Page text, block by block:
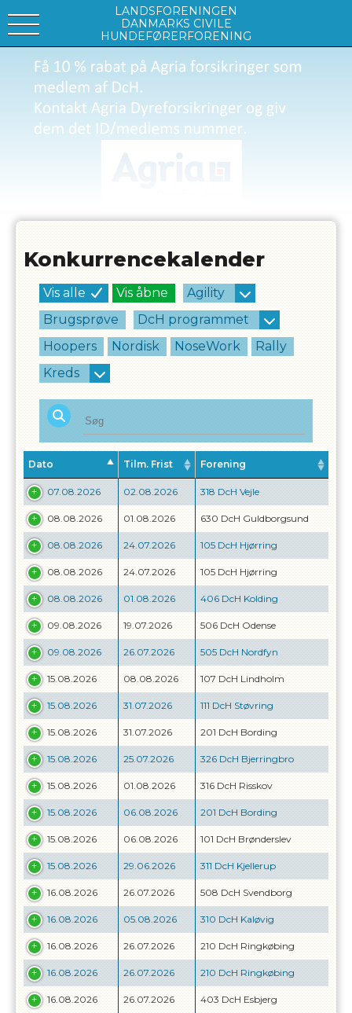
LANDSFORENINGEN
DANMARKS CIVILE
HUNDEFØRERFORENING
Konkurrencekalender
Vis alle Vis åbne
Agility
Brugsprøve
DcH programmet
Hoopers
Nordisk NoseWork
Rally
Kreds
Dato Tilm. Frist Forening
07.08.2026 02.08.2026 318 DcH Vejle
08.08.2026 01.08.2026 630 DcH Guldborgsund
08.08.2026 24.07.2026 105 DcH Hjørring
08.08.2026 24.07.2026 105 DcH Hjørring
08.08.2026 01.08.2026 406 DcH Kolding
09.08.2026 19.07.2026 506 DcH Odense
09.08.2026 26.07.2026 505 DcH Nordfyn
15.08.2026 08.08.2026 107 DcH Lindholm
15.08.2026 31.07.2026 111 DcH Støvring
15.08.2026 31.07.2026 201 DcH Bording
15.08.2026 25.07.2026 326 DcH Bjerringbro
15.08.2026 01.08.2026 316 DcH Risskov
15.08.2026 06.08.2026 201 DcH Bording
15.08.2026 06.08.2026 101 DcH Brønderslev
15.08.2026 29.06.2026 311 DcH Kjellerup
16.08.2026 26.07.2026 508 DcH Svendborg
16.08.2026 05.08.2026 310 DcH Kaløvig
16.08.2026 26.07.2026 210 DcH Ringkøbing
16.08.2026 26.07.2026 210 DcH Ringkøbing
16.08.2026 26.07.2026 403 DcH Esbjerg